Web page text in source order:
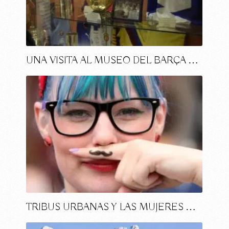
UNA VISITA AL MUSEO DEL BARÇA …
TRIBUS URBANAS Y LAS MUJERES …